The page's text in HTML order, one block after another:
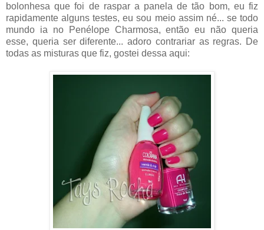
bolonhesa que foi de raspar a panela de tão bom, eu fiz
rapidamente alguns testes, eu sou meio assim né... se todo
mundo ia no Penélope Charmosa, então eu não queria
esse, queria ser diferente... adoro contrariar as regras. De
todas as misturas que fiz, gostei dessa aqui: